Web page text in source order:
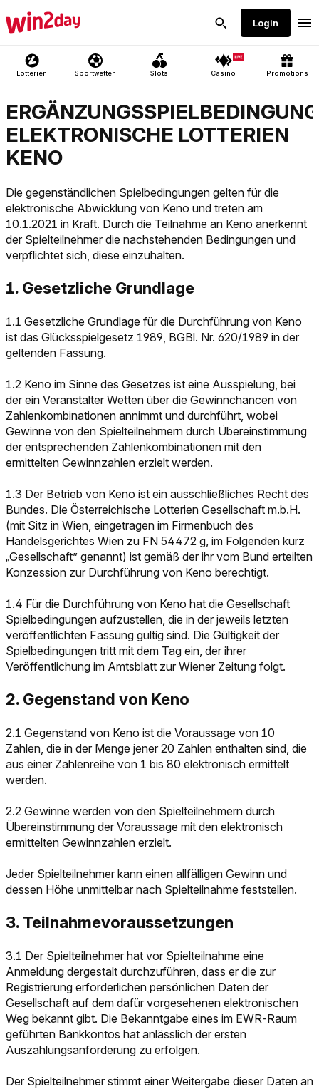
ELEKTRONISCHE LOTTERIEN
KENO
Die gegenständlichen Spielbedingungen gelten für die
elektronische Abwicklung von Keno und treten am
10.1.2021 in Kraft. Durch die Teilnahme an Keno anerkennt
der Spielteilnehmer die nachstehenden Bedingungen und
verpflichtet sich, diese einzuhalten.
1. Gesetzliche Grundlage
1.1 Gesetzliche Grundlage für die Durchführung von Keno
ist das Glücksspielgesetz 1989, BGBl. Nr. 620/1989 in der
geltenden Fassung.
1.2 Keno im Sinne des Gesetzes ist eine Ausspielung, bei
der ein Veranstalter Wetten über die Gewinnchancen von
Zahlenkombinationen annimmt und durchführt, wobei
Gewinne von den Spielteilnehmern durch Übereinstimmung
der entsprechenden Zahlenkombinationen mit den
ermittelten Gewinnzahlen erzielt werden.
1.3 Der Betrieb von Keno ist ein ausschließliches Recht des
Bundes. Die Österreichische Lotterien Gesellschaft m.b.H.
(mit Sitz in Wien, eingetragen im Firmenbuch des
Handelsgerichtes Wien zu FN 54472 g, im Folgenden kurz
„Gesellschaft” genannt) ist gemäß der ihr vom Bund erteilten
Konzession zur Durchführung von Keno berechtigt.
1.4 Für die Durchführung von Keno hat die Gesellschaft
Spielbedingungen aufzustellen, die in der jeweils letzten
veröffentlichten Fassung gültig sind. Die Gültigkeit der
Spielbedingungen tritt mit dem Tag ein, der ihrer
Veröffentlichung im Amtsblatt zur Wiener Zeitung folgt.
2. Gegenstand von Keno
2.1 Gegenstand von Keno ist die Voraussage von 10
Zahlen, die in der Menge jener 20 Zahlen enthalten sind, die
aus einer Zahlenreihe von 1 bis 80 elektronisch ermittelt
werden.
2.2 Gewinne werden von den Spielteilnehmern durch
Übereinstimmung der Voraussage mit den elektronisch
ermittelten Gewinnzahlen erzielt.
Jeder Spielteilnehmer kann einen allfälligen Gewinn und
dessen Höhe unmittelbar nach Spielteilnahme feststellen.
3. Teilnahmevoraussetzungen
3.1 Der Spielteilnehmer hat vor Spielteilnahme eine
Anmeldung dergestalt durchzuführen, dass er die zur
Registrierung erforderlichen persönlichen Daten der
Gesellschaft auf dem dafür vorgesehenen elektronischen
Weg bekannt gibt. Die Bekanntgabe eines im EWR-Raum
geführten Bankkontos hat anlässlich der ersten
Auszahlungsanforderung zu erfolgen.
Der Spielteilnehmer stimmt einer Weitergabe dieser Daten an